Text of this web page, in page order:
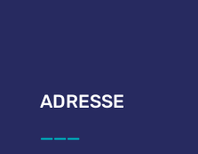
ADRESSE
___